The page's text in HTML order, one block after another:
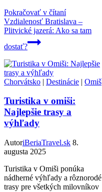
Pokračovať v čítaní
Vzdialenosť Bratislava –
Plitvické jazerá: Ako sa tam
dostať?
Chorvátsko | Destinácie | Omiš
Turistika v omiši:
Najlepšie trasy a
výhľady
AutoriBeriaTravel.sk 8.
augusta 2025
Turistika v Omiši ponúka
nádherné výhľady a rôznorodé
trasy pre všetkých milovníkov